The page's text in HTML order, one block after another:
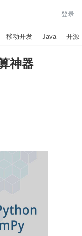
登录
移动开发 Java 开源
神器